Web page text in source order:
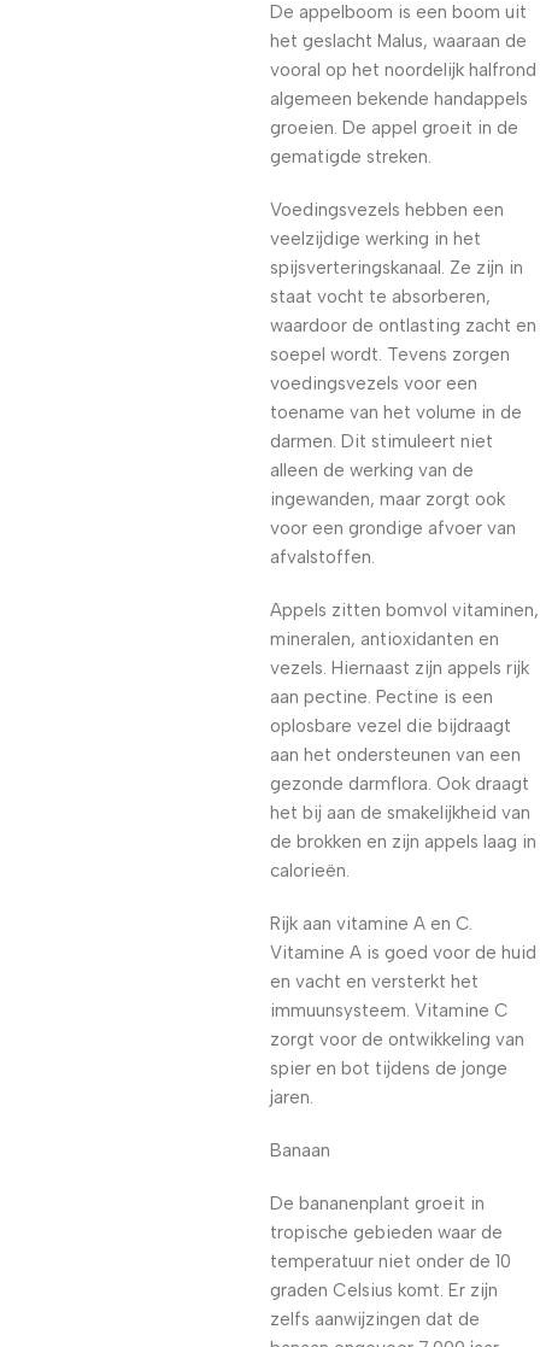
De appelboom is een boom uit
het geslacht Malus, waaraan de
vooral op het noordelijk halfrond
algemeen bekende handappels
groeien. De appel groeit in de
gematigde streken.
Voedingsvezels hebben een
veelzijdige werking in het
spijsverteringskanaal. Ze zijn in
staat vocht te absorberen,
waardoor de ontlasting zacht en
soepel wordt. Tevens zorgen
voedingsvezels voor een
toename van het volume in de
darmen. Dit stimuleert niet
alleen de werking van de
ingewanden, maar zorgt ook
voor een grondige afvoer van
afvalstoffen.
Appels zitten bomvol vitaminen,
mineralen, antioxidanten en
vezels. Hiernaast zijn appels rijk
aan pectine. Pectine is een
oplosbare vezel die bijdraagt
aan het ondersteunen van een
gezonde darmflora. Ook draagt
het bij aan de smakelijkheid van
de brokken en zijn appels laag in
calorieën.
Rijk aan vitamine A en C.
Vitamine A is goed voor de huid
en vacht en versterkt het
immuunsysteem. Vitamine C
zorgt voor de ontwikkeling van
spier en bot tijdens de jonge
jaren.
Banaan
De bananenplant groeit in
tropische gebieden waar de
temperatuur niet onder de 10
graden Celsius komt. Er zijn
zelfs aanwijzingen dat de